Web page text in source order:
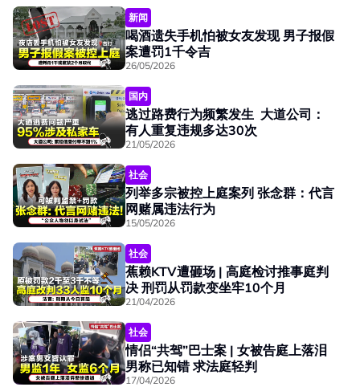
新闻
喝酒遗失手机怕被女友发现 男子报假
案遭罚1千令吉
26/05/2026
国内
逃过路费行为频繁发生 大道公司：
有人重复违规多达30次
21/05/2026
社会
列举多宗被控上庭案列 张念群：代言
网赌属违法行为
15/05/2026
社会
蕉赖KTV遭砸场 | 高庭检讨推事庭判
决 刑罚从罚款变坐牢10个月
21/04/2026
社会
情侣“共驾”巴士案 | 女被告庭上落泪
男称已知错 求法庭轻判
17/04/2026